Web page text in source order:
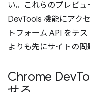
い。これらのプレビ
DevTools 機能にアク
トフォーム API をテ
よりも先にサイトの問
Chrome Dev